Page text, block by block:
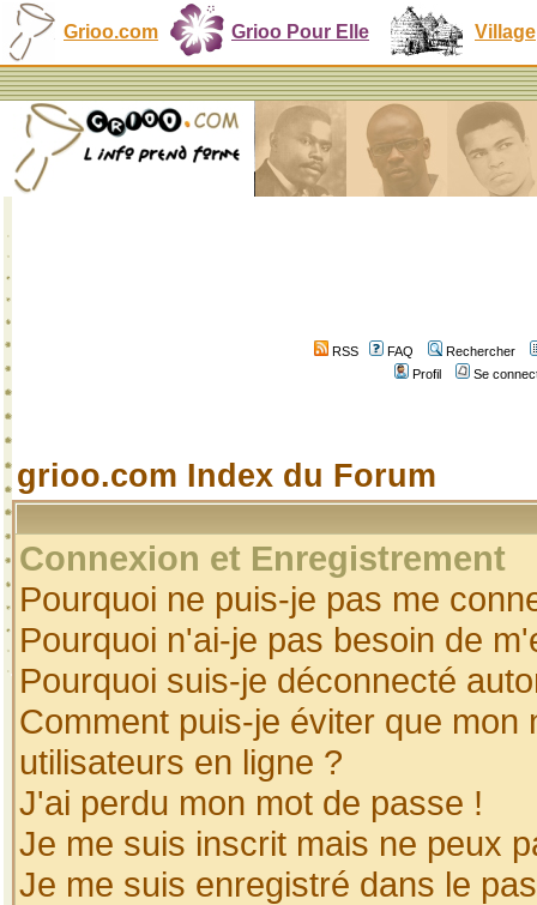
Grioo.com Grioo Pour Elle Village
RSS FAQ
Rechercher
Profil
Se
grioo.com Index du Forum
Connexion et Enregistrement
Pourquoi ne puis-je pas me
Pourquoi n'ai-je pas besoin de
Pourquoi suis-je déconnecté
Comment puis-je éviter que
utilisateurs en ligne ?
J'ai perdu mon mot de passe !
Je me suis inscrit mais ne peux
Je me suis enregistré dans le